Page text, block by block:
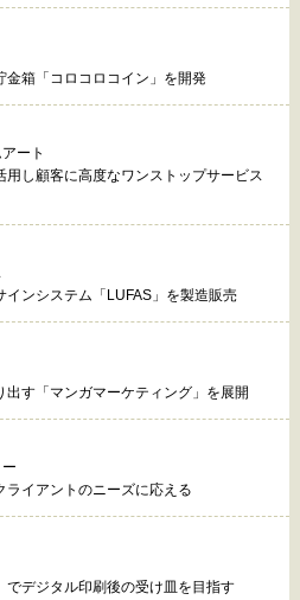
金箱「コロコロコイン」を開発
ート
し顧客に高度なワンストップサービス
ンシステム「LUFAS」を製造販売
す「マンガマーケティング」を展開
イアントのニーズに応える
でデジタル印刷後の受け皿を目指す